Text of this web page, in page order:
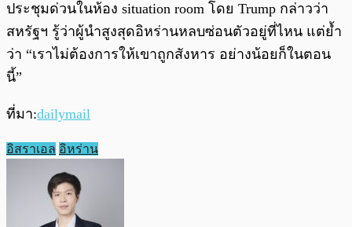
ประชุมด่วนในห้อง situation room โดย Trump กล่าวว่า
สหรัฐฯ รู้ว่าผู้นำสูงสุดอิหร่านหลบซ่อนตัวอยู่ที่ไหน แต่ย้ำ
ว่า “เราไม่ต้องการให้เขาถูกสังหาร อย่างน้อยก็ในตอน
นี้”
ที่มา:dailymail
อิสราเอล อิหร่าน